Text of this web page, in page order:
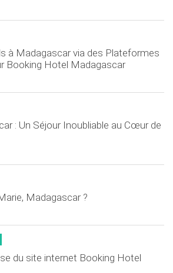
à Madagascar via des Plateformes
Booking Hotel Madagascar
: Un Séjour Inoubliable au Cœur de
Madagascar ?
du site internet Booking Hotel